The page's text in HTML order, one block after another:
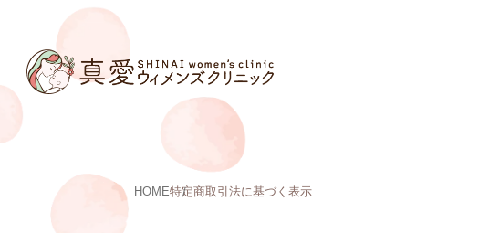
HOME特定商取引法に基づく表示